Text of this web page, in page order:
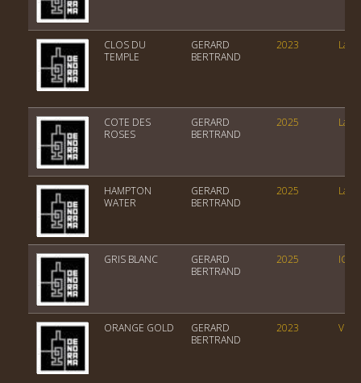
CLOS DU
TEMPLE
GERARD
BERTRAND
2023
COTE DES
ROSES
GERARD
BERTRAND
2025
HAMPTON
WATER
GERARD
BERTRAND
2025
GRIS BLANC
GERARD
BERTRAND
2025 IGP
ORANGE GOLD
GERARD
BERTRAND
2023 VIN